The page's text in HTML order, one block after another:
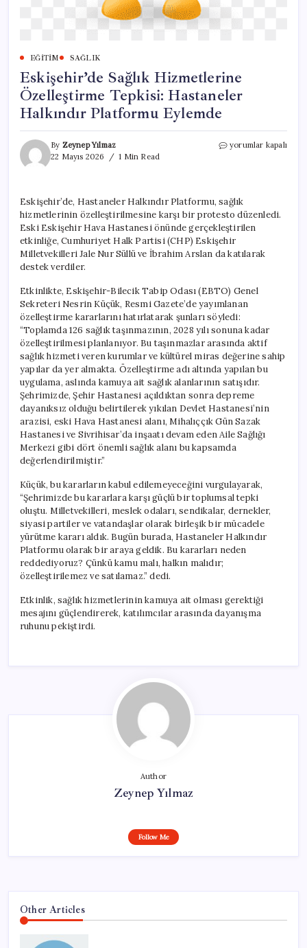
EĞITIM SAĞLIK
Eskişehir’de Sağlık Hizmetlerine
Özelleştirme Tepkisi: Hastaneler
Halkındır Platformu Eylemde
By Zeynep Yılmaz
22 Mayıs 2026
1 Min Read
Eskişehir’de
Hastaneler
Halkındır
Platformu
Eylemde
için
yorumlar kapalı
Eskişehir’de, Hastaneler Halkındır Platformu, sağlık
hizmetlerinin özelleştirilmesine karşı bir protesto düzenledi.
Eski Eskişehir Hava Hastanesi önünde gerçekleştirilen
etkinliğe, Cumhuriyet Halk Partisi (CHP) Eskişehir
Milletvekilleri Jale Nur Süllü ve İbrahim Arslan da katılarak
destek verdiler.
Etkinlikte, Eskişehir-Bilecik Tabip Odası (EBTO) Genel
Sekreteri Nesrin Küçük, Resmi Gazete’de yayımlanan
özelleştirme kararlarını hatırlatarak şunları söyledi:
“Toplamda 126 sağlık taşınmazının, 2028 yılı sonuna kadar
özelleştirilmesi planlanıyor. Bu taşınmazlar arasında aktif
sağlık hizmeti veren kurumlar ve kültürel miras değerine sahip
yapılar da yer almakta. Özelleştirme adı altında yapılan bu
uygulama, aslında kamuya ait sağlık alanlarının satışıdır.
Şehrimizde, Şehir Hastanesi açıldıktan sonra depreme
dayanıksız olduğu belirtilerek yıkılan Devlet Hastanesi’nin
arazisi, eski Hava Hastanesi alanı, Mihalıççık Gün Sazak
Hastanesi ve Sivrihisar’da inşaatı devam eden Aile Sağlığı
Merkezi gibi dört önemli sağlık alanı bu kapsamda
değerlendirilmiştir.”
Küçük, bu kararların kabul edilemeyeceğini vurgulayarak,
“Şehrimizde bu kararlara karşı güçlü bir toplumsal tepki
oluştu. Milletvekilleri, meslek odaları, sendikalar, dernekler,
siyasi partiler ve vatandaşlar olarak birleşik bir mücadele
yürütme kararı aldık. Bugün burada, Hastaneler Halkındır
Platformu olarak bir araya geldik. Bu kararları neden
reddediyoruz? Çünkü kamu malı, halkın malıdır;
özelleştirilemez ve satılamaz.” dedi.
Etkinlik, sağlık hizmetlerinin kamuya ait olması gerektiği
mesajını güçlendirerek, katılımcılar arasında dayanışma
ruhunu pekiştirdi.
Author
Zeynep Yılmaz
Follow Me
Other Articles